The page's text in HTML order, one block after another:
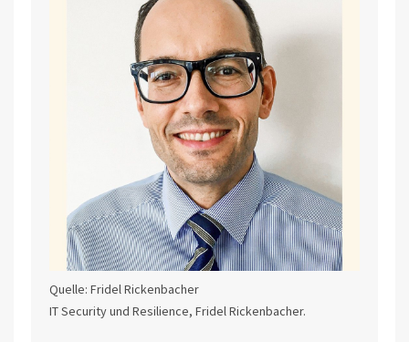
Quelle: Fridel Rickenbacher
IT Security und Resilience, Fridel Rickenbacher.